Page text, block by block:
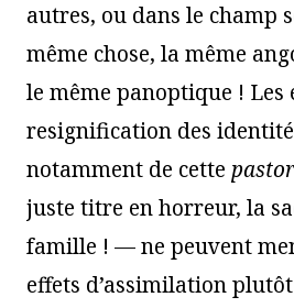
autres, ou dans le champ
même chose, la même
le même panoptique ! Les
resignification des
notamment de cette
juste titre en horreur, la
famille ! — ne peuvent
effets d’assimilation